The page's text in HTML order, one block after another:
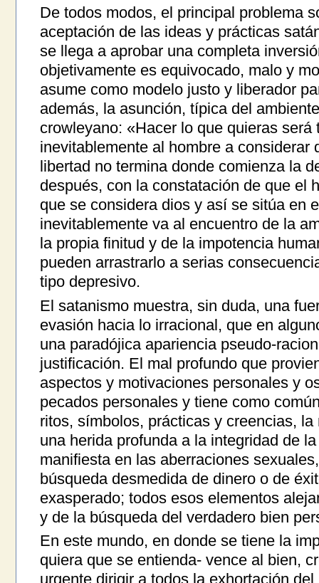
De todos modos, el principal problema
aceptación de las ideas y prácticas
se llega a aprobar una completa
objetivamente es equivocado, malo y
asume como modelo justo y liberador
además, la asunción, típica del
crowleyano: «Hacer lo que quieras será
inevitablemente al hombre a considerar
libertad no termina donde comienza la
después, con la constatación de que el
que se considera dios y así se sitúa en
inevitablemente va al encuentro de la
la propia finitud y de la impotencia
pueden arrastrarlo a serias
tipo depresivo.
El satanismo muestra, sin duda, una
evasión hacia lo irracional, que en
una paradójica apariencia pseudo-
justificación. El mal profundo que
aspectos y motivaciones personales y
pecados personales y tiene como
ritos, símbolos, prácticas y creencias,
una herida profunda a la integridad de
manifiesta en las aberraciones
búsqueda desmedida de dinero o de
exasperado; todos esos elementos
y de la búsqueda del verdadero bien
En este mundo, en donde se tiene la
quiera que se entienda- vence al bien,
urgente dirigir a todos la exhortación